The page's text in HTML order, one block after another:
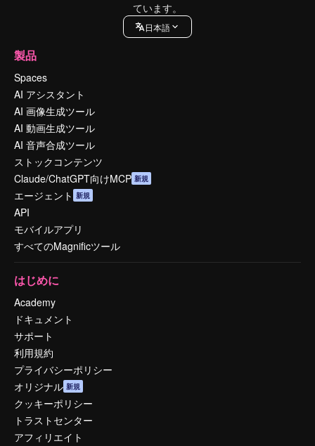
ています。
日本語
製品
Spaces
AI アシスタント
AI 画像生成ツール
AI 動画生成ツール
AI 音声合成ツール
ストックコンテンツ
Claude/ChatGPT向けMCP 新規
エージェント 新規
API
モバイルアプリ
すべてのMagnificツール
はじめに
Academy
ドキュメント
サポート
利用規約
プライバシーポリシー
オリジナル 新規
クッキーポリシー
トラストセンター
アフィリエイト